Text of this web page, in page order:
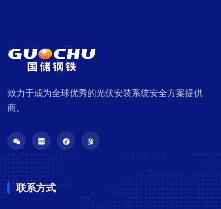
致力于成为全球优秀的光伏安装系统安全方案提供
商。
联系方式